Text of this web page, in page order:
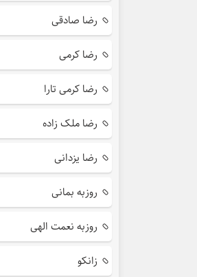
رضا صادقی
رضا کرمی
رضا کرمی تارا
رضا ملک زاده
رضا یزدانی
روزبه بمانی
روزبه نعمت الهی
زانکو